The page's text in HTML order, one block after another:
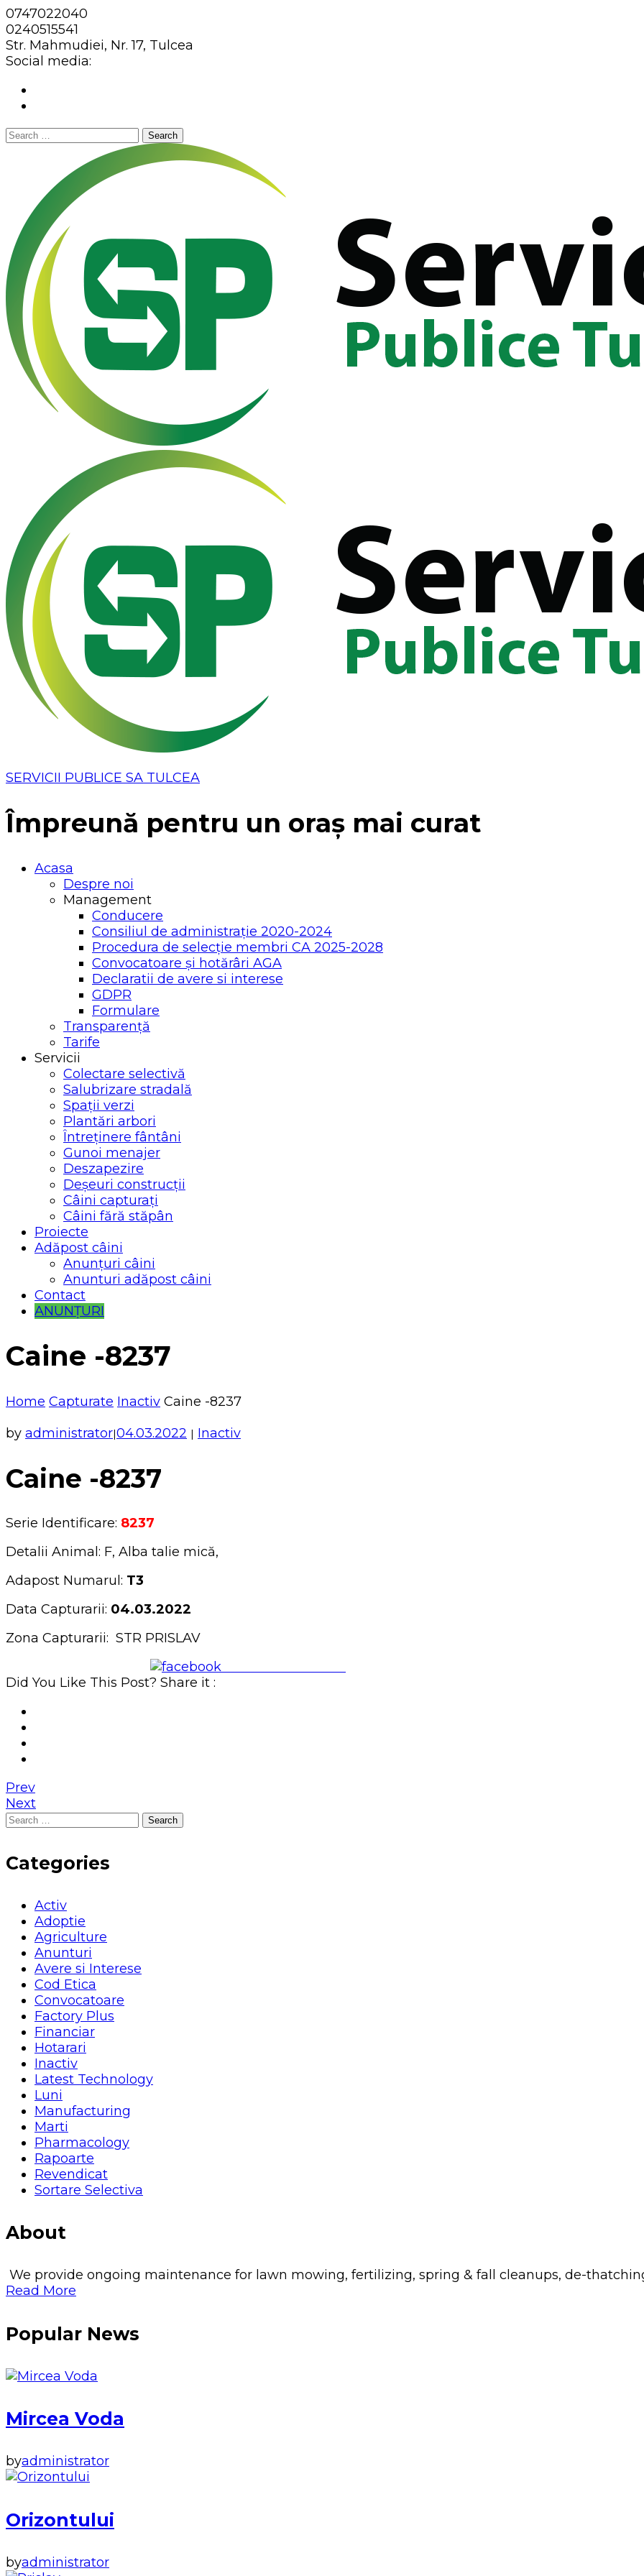
0747022040
0240515541
Str. Mahmudiei, Nr. 17, Tulcea
Social media:
Search
SERVICII PUBLICE SA TULCEA
Împreună pentru un oraș mai curat
Acasa
Despre noi
Management
Conducere
Consiliul de administrație 2020-2024
Procedura de selecție membri CA 2025-2028
Convocatoare și hotărâri AGA
Declaratii de avere si interese
GDPR
Formulare
Transparență
Tarife
Servicii
Colectare selectivă
Salubrizare stradală
Spații verzi
Plantări arbori
Întreținere fântâni
Gunoi menajer
Deszapezire
Deșeuri construcții
Câini capturați
Câini fără stăpân
Proiecte
Adăpost câini
Anunțuri câini
Anunturi adăpost câini
Contact
ANUNȚURI
Caine -8237
Home Capturate Inactiv Caine -8237
by administrator|04.03.2022 | Inactiv
Caine -8237
Serie Identificare: 8237
Detalii Animal: F, Alba talie mică,
Adapost Numarul: T3
Data Capturarii: 04.03.2022
Zona Capturarii: STR PRISLAV
Did You Like This Post? Share it :
Prev
Next
Search
Categories
Activ
Adoptie
Agriculture
Anunturi
Avere si Interese
Cod Etica
Convocatoare
Factory Plus
Financiar
Hotarari
Inactiv
Latest Technology
Luni
Manufacturing
Marti
Pharmacology
Rapoarte
Revendicat
Sortare Selectiva
About
We provide ongoing maintenance for lawn mowing, fertilizing, spring & fall cleanups, de-
Read More
Popular News
Mircea Voda
byadministrator
Orizontului
byadministrator